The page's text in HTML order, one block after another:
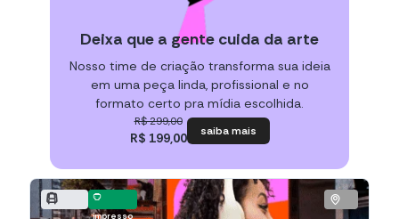
Deixa que a gente cuida da arte
Nosso time de criação transforma sua ideia
em uma peça linda, profissional e no
formato certo pra mídia escolhida.
R$ 299,00
R$ 199,00 saiba mais
impresso